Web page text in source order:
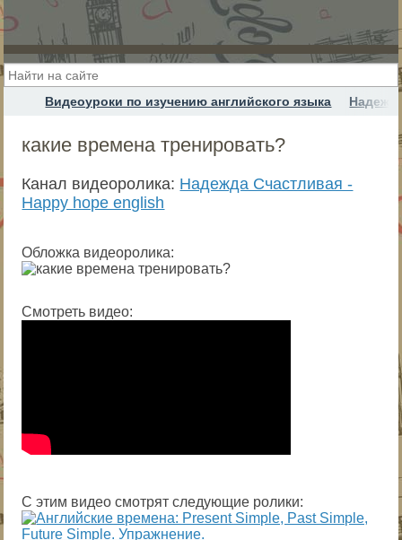
Видеоуроки по изучению английского языка
какие времена тренировать?
Канал видеоролика: Надежда Cчастливая -
Happy hope english
Обложка видеоролика:
Смотреть видео:
С этим видео смотрят следующие ролики: